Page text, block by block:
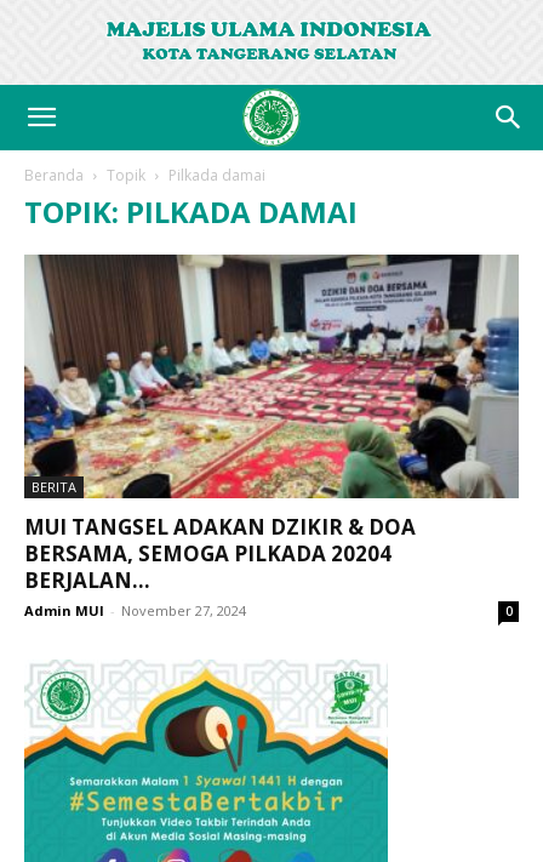
Beranda Topik Pilkada damai
TOPIK: PILKADA DAMAI
BERITA
MUI TANGSEL ADAKAN DZIKIR & DOA
BERSAMA, SEMOGA PILKADA 20204
BERJALAN...
Admin MUI - November 27, 2024 0